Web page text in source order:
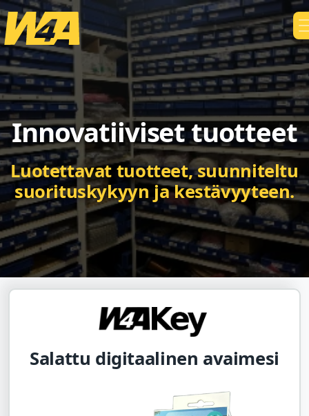
Innovatiiviset tuotteet
Luotettavat tuotteet, suunniteltu
suorituskykyyn ja kestävyyteen.
Salattu digitaalinen avaimesi